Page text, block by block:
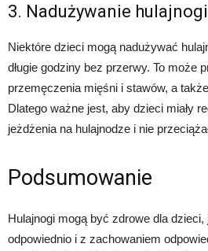
3. Nadużywanie hulajnogi
Niektóre dzieci mogą nadużywać
długie godziny bez przerwy. To może
przemęczenia mięśni i stawów, a
Dlatego ważne jest, aby dzieci miały
jeżdżenia na hulajnodze i nie
Podsumowanie
Hulajnogi mogą być zdrowe dla
odpowiednio i z zachowaniem